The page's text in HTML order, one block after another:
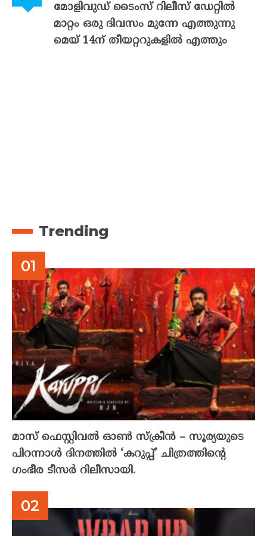
മോളിവുഡ് ടൈംസ് റിലീസ് ഡേറ്റിൽ
മാറ്റം ഒരു ദിവസം മുന്നേ എത്തുന്നു
മെയ് 14ന് തീയറ്ററുകളിൽ എത്തും
Trending
മാസ് ഫെസ്റ്റിവൽ ഓൺ സ്‌ക്രീൻ – സൂര്യയുടെ
പിറന്നാൾ ദിനത്തിൽ ‘കറുപ്പ്’ ചിത്രത്തിന്റെ
ഗംഭീര ടീസർ റിലീസായി.